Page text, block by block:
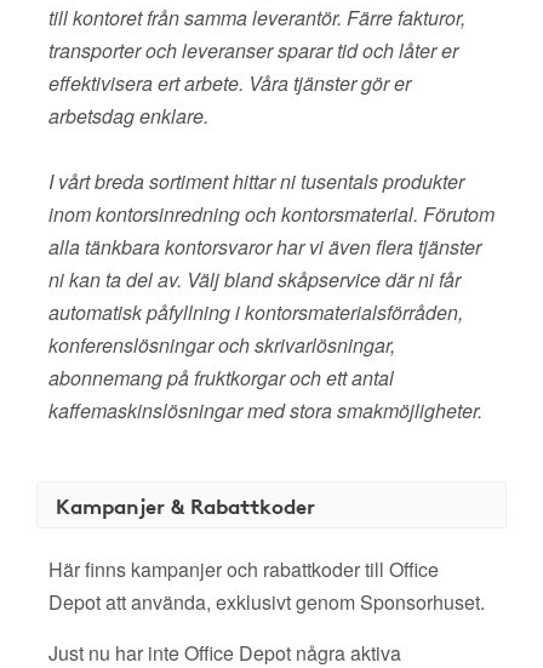
till kontoret från samma leverantör. Färre fakturor,
transporter och leveranser sparar tid och låter er
effektivisera ert arbete. Våra tjänster gör er
arbetsdag enklare.
I vårt breda sortiment hittar ni tusentals produkter
inom kontorsinredning och kontorsmaterial. Förutom
alla tänkbara kontorsvaror har vi även flera tjänster
ni kan ta del av. Välj bland skåpservice där ni får
automatisk påfyllning i kontorsmaterialsförråden,
konferenslösningar och skrivarlösningar,
abonnemang på fruktkorgar och ett antal
kaffemaskinslösningar med stora smakmöjligheter.
Kampanjer & Rabattkoder
Här finns kampanjer och rabattkoder till Office
Depot att använda, exklusivt genom Sponsorhuset.
Just nu har inte Office Depot några aktiva